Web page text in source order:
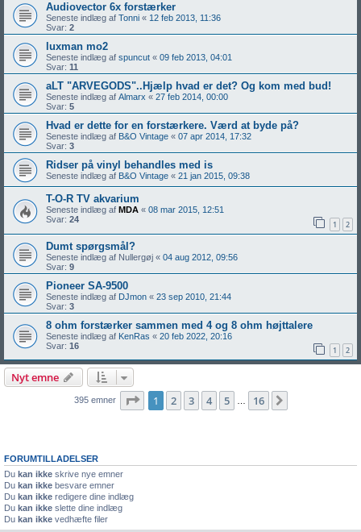
Audiovector 6x forstærker
Seneste indlæg af Tonni « 12 feb 2013, 11:36
Svar: 2
luxman mo2
Seneste indlæg af spuncut « 09 feb 2013, 04:01
Svar: 11
aLT "ARVEGODS"..Hjælp hvad er det? Og kom med bud!
Seneste indlæg af Almarx « 27 feb 2014, 00:00
Svar: 5
Hvad er dette for en forstærkere. Værd at byde på?
Seneste indlæg af B&O Vintage « 07 apr 2014, 17:32
Svar: 3
Ridser på vinyl behandles med is
Seneste indlæg af B&O Vintage « 21 jan 2015, 09:38
T-O-R TV akvarium
Seneste indlæg af MDA « 08 mar 2015, 12:51
Svar: 24 1 2
Dumt spørgsmål?
Seneste indlæg af Nullergøj « 04 aug 2012, 09:56
Svar: 9
Pioneer SA-9500
Seneste indlæg af DJmon « 23 sep 2010, 21:44
Svar: 3
8 ohm forstærker sammen med 4 og 8 ohm højttalere
Seneste indlæg af KenRas « 20 feb 2022, 20:16
Svar: 16 1 2
Nyt emne
395 emner Side af 16
1 2 3 4 5 … 16
FORUMTILLADELSER
Du kan ikke skrive nye emner
Du kan ikke besvare emner
Du kan ikke redigere dine indlæg
Du kan ikke slette dine indlæg
Du kan ikke vedhæfte filer